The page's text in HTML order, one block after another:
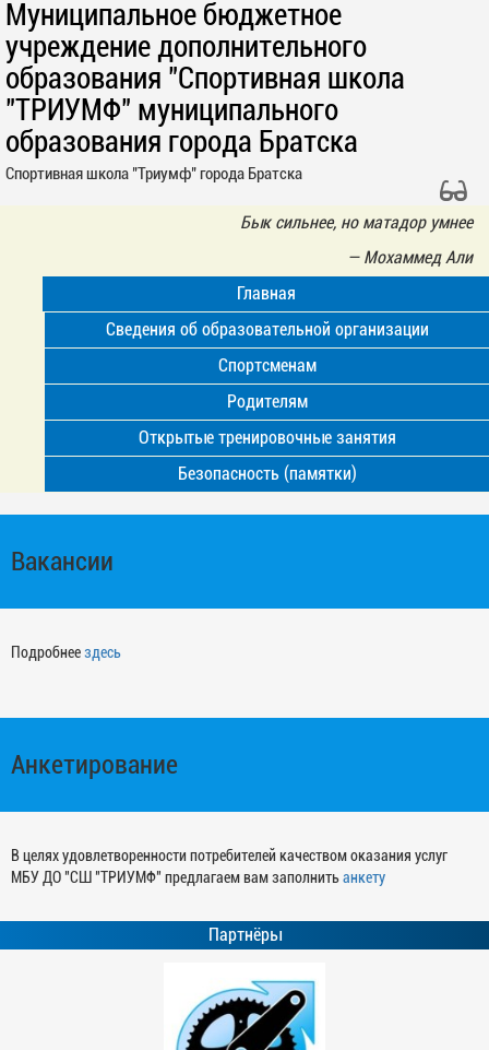
Муниципальное бюджетное
учреждение дополнительного
образования "Спортивная школа
"ТРИУМФ" муниципального
образования города Братска
Спортивная школа "Триумф" города Братска
Бык сильнее, но матадор умнее
— Мoхаммед Али
Главная
Сведения об образовательной организации
Спортсменам
Родителям
Открытые тренировочные занятия
Безопасность (памятки)
Вакансии
Подробнеездесь
Анкетирование
В целях удовлетворенности потребителей качеством оказания услуг
МБУ ДО "СШ "ТРИУМФ" предлагаем вам заполнитьанкету
Партнёры